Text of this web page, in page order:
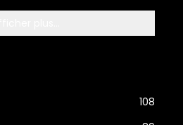
108